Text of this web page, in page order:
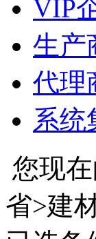
VIP
生产
代理
系统
您现在
省>建